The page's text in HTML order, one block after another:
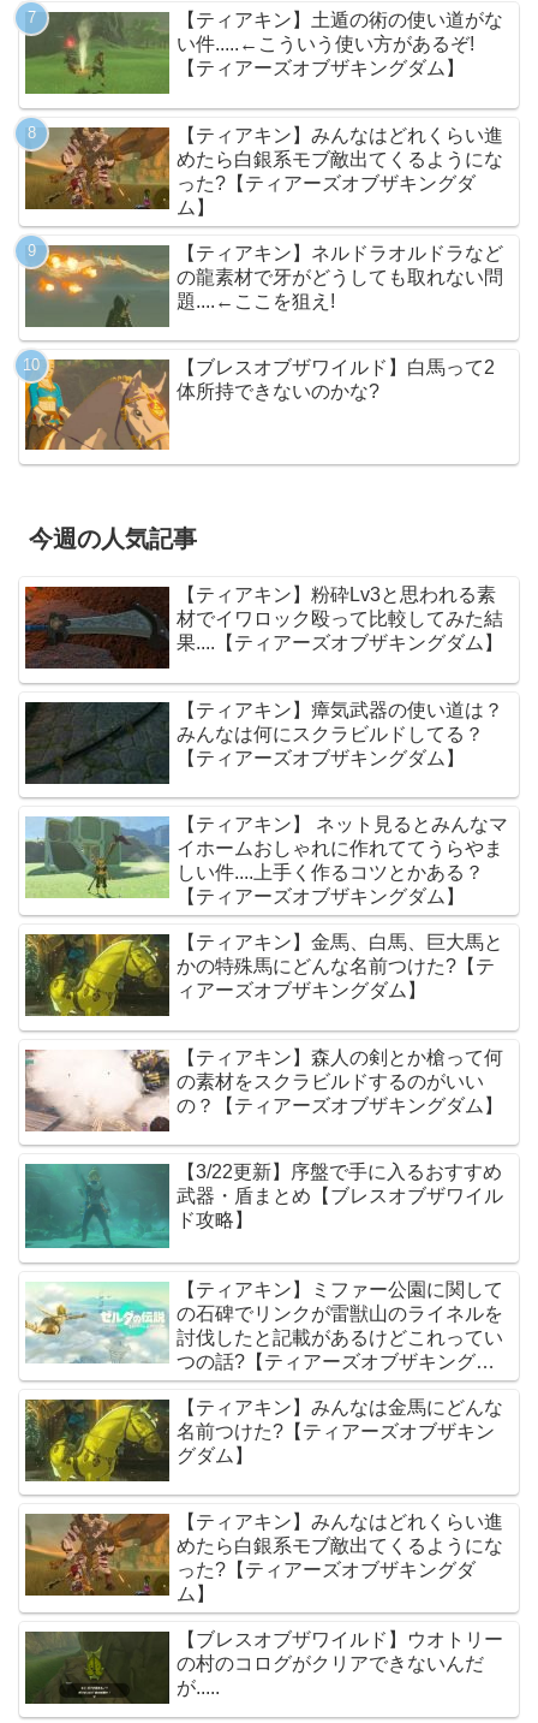
【ティアキン】土遁の術の使い道がな
い件.....←こういう使い方があるぞ!
【ティアーズオブザキングダム】
【ティアキン】みんなはどれくらい進
めたら白銀系モブ敵出てくるようにな
った?【ティアーズオブザキングダ
ム】
【ティアキン】ネルドラオルドラなど
の龍素材で牙がどうしても取れない問
題....←ここを狙え!
【ブレスオブザワイルド】白馬って2
体所持できないのかな?
今週の人気記事
【ティアキン】粉砕Lv3と思われる素
材でイワロック殴って比較してみた結
果....【ティアーズオブザキングダム】
【ティアキン】瘴気武器の使い道は？
みんなは何にスクラビルドしてる？
【ティアーズオブザキングダム】
【ティアキン】 ネット見るとみんなマ
イホームおしゃれに作れててうらやま
しい件....上手く作るコツとかある？
【ティアーズオブザキングダム】
【ティアキン】金馬、白馬、巨大馬と
かの特殊馬にどんな名前つけた?【テ
ィアーズオブザキングダム】
【ティアキン】森人の剣とか槍って何
の素材をスクラビルドするのがいい
の？【ティアーズオブザキングダム】
【3/22更新】序盤で手に入るおすすめ
武器・盾まとめ【ブレスオブザワイル
ド攻略】
【ティアキン】ミファー公園に関して
の石碑でリンクが雷獣山のライネルを
討伐したと記載があるけどこれってい
つの話?【ティアーズオブザキングダ
ム】
【ティアキン】みんなは金馬にどんな
名前つけた?【ティアーズオブザキン
グダム】
【ティアキン】みんなはどれくらい進
めたら白銀系モブ敵出てくるようにな
った?【ティアーズオブザキングダ
ム】
【ブレスオブザワイルド】ウオトリー
の村のコログがクリアできないんだ
が.....